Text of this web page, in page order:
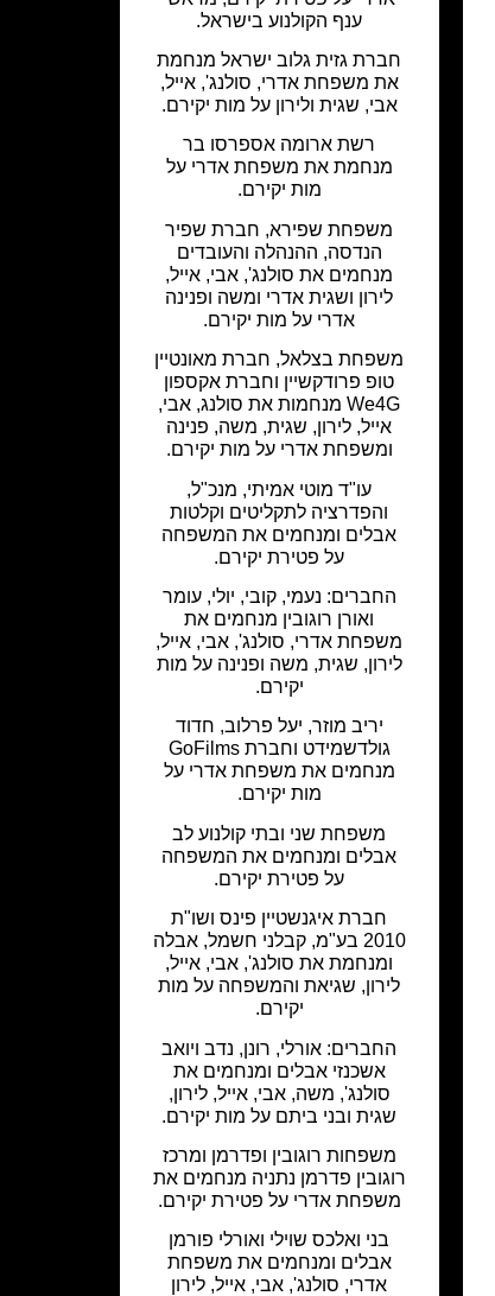
ענף הקולנוע בישראל.
חברת גזית גלוב ישראל מנחמת
את משפחת אדרי, סולנג', אייל,
אבי, שגית ולירון על מות יקירם.
רשת ארומה אספרסו בר
מנחמת את משפחת אדרי על
מות יקירם.
משפחת שפירא, חברת שפיר
הנדסה, ההנהלה והעובדים
מנחמים את סולנג', אבי, אייל,
לירון ושגית אדרי ומשה ופנינה
אדרי על מות יקירם.
משפחת בצלאל, חברת מאונטיין
טופ פרודקשיין וחברת אקספון
We4G מנחמות את סולנג, אבי,
אייל, לירון, שגית, משה, פנינה
ומשפחת אדרי על מות יקירם.
עו"ד מוטי אמיתי, מנכ"ל,
והפדרציה לתקליטים וקלטות
אבלים ומנחמים את המשפחה
על פטירת יקירם.
החברים: נעמי, קובי, יולי, עומר
ואורן רוגובין מנחמים את
משפחת אדרי, סולנג', אבי, אייל,
לירון, שגית, משה ופנינה על מות
יקירם.
יריב מוזר, יעל פרלוב, חדוד
גולדשמידט וחברת GoFilms
מנחמים את משפחת אדרי על
מות יקירם.
משפחת שני ובתי קולנוע לב
אבלים ומנחמים את המשפחה
על פטירת יקירם.
חברת איגנשטיין פינס ושו"ת
2010 בע"מ, קבלני חשמל, אבלה
ומנחמת את סולנג', אבי, אייל,
לירון, שגיאת והמשפחה על מות
יקירם.
החברים: אורלי, רונן, נדב ויואב
אשכנזי אבלים ומנחמים את
סולנג', משה, אבי, אייל, לירון,
שגית ובני ביתם על מות יקירם.
משפחות רוגובין ופדרמן ומרכז
רוגובין פדרמן נתניה מנחמים את
משפחת אדרי על פטירת יקירם.
בני ואלכס שוילי ואורלי פורמן
אבלים ומנחמים את משפחת
אדרי, סולנג', אבי, אייל, לירון